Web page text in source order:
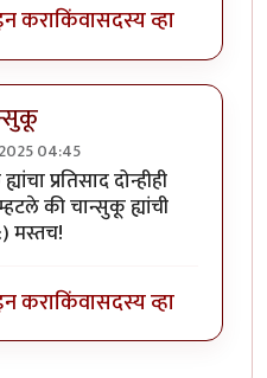
कराकिंवासदस्य व्हा
04:45
प्रतिसाद दोन्हीही
की चान्सुकू ह्यांची
मस्तच!
कराकिंवासदस्य व्हा